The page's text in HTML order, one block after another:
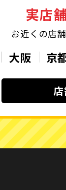
実店
お近くの店
大阪 京